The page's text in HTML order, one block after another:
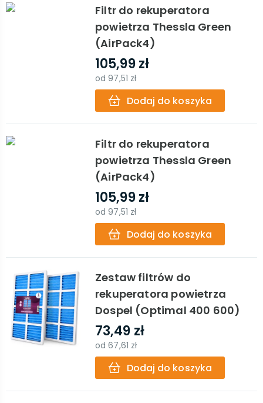
Filtr do rekuperatora
powietrza Thessla Green
(AirPack4)
105,99 zł
od97,51 zł
Dodaj do koszyka
Filtr do rekuperatora
powietrza Thessla Green
(AirPack4)
105,99 zł
od97,51 zł
Dodaj do koszyka
Zestaw filtrów do
rekuperatora powietrza
Dospel (Optimal 400 600)
73,49 zł
od67,61 zł
Dodaj do koszyka